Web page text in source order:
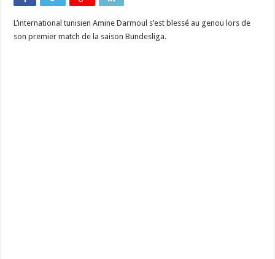
L’international tunisien Amine Darmoul s’est blessé au genou lors de
son premier match de la saison Bundesliga.